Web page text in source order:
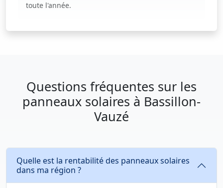
toute l'année.
Questions fréquentes sur les
panneaux solaires à Bassillon-
Vauzé
Quelle est la rentabilité des panneaux solaires
dans ma région ?